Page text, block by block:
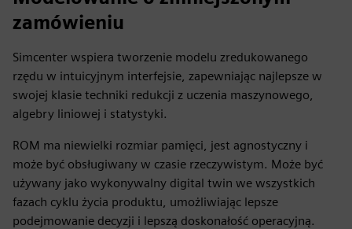
zamówieniu
Simcenter wspiera tworzenie modelu zredukowanego
rzędu w intuicyjnym interfejsie, zapewniając najlepsze w
swojej klasie techniki redukcji z uczenia maszynowego,
algebry liniowej i statystyki.
ROM ma niewielki rozmiar pamięci, jest agnostyczny i
może być obsługiwany w czasie rzeczywistym. Może być
używany jako wykonywalny digital twin we wszystkich
fazach cyklu życia produktu, umożliwiając lepsze
podejmowanie decyzji i lepszą doskonałość operacyjną.